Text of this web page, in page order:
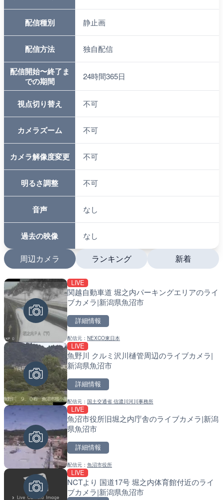
配信種別 静止画
配信方法 独自配信
配信開始〜終了ま
での期間
24時間365日
視点切り替え 不可
カメラズーム 不可
カメラ解像度変更 不可
明るさ調整 不可
音声 なし
過去の映像 なし
周辺カメラ
LIVE
関越自動車道 堀之内パーキングエリアのライ
ブカメラ|新潟県魚沼市
詳細情報
配信元：NEXCO東日本
LIVE
魚野川 クルミ沢川樋管周辺のライブカメラ|
新潟県魚沼市
詳細情報
配信元：国土交通省 信濃川河川事務所
LIVE
魚沼市役所旧堀之内庁舎のライブカメラ|新潟
県魚沼市
詳細情報
配信元：魚沼市役所
LIVE
NCTより 国道17号 堀之内体育館付近のライ
ブカメラ|新潟県魚沼市
ランキング
日本全国・緊急地震速報
羽田空港第2旅客ターミナ
配信元：日本テレビ
水晶浜海水浴場のライブ
知床峠展望台・国道334号
ラ|北海道羅臼町
新着
南出川水門付近のライブ
町
比井川水門付近から比井
配信元：日高町役場
小浦川水門付近から小浦
産湯川水門付近のライブ
町